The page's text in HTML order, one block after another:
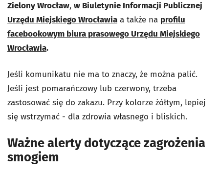
Zielony Wrocław, w Biuletynie Informacji Publicznej
Urzędu Miejskiego Wrocławia a także na profilu
facebookowym biura prasowego Urzędu Miejskiego
Wrocławia.
Jeśli komunikatu nie ma to znaczy, że można palić.
Jeśli jest pomarańczowy lub czerwony, trzeba
zastosować się do zakazu. Przy kolorze żółtym, lepiej
się wstrzymać - dla zdrowia własnego i bliskich.
Ważne alerty dotyczące zagrożenia
smogiem